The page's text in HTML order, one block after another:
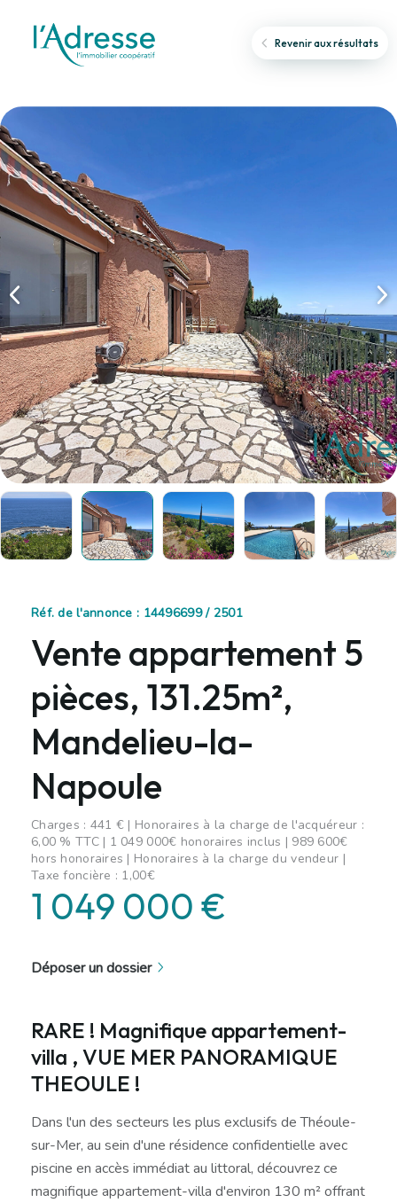
Revenir aux résultats
Réf. de l'annonce : 14496699 / 2501
Vente appartement 5
pièces, 131.25m²,
Mandelieu-la-
Napoule
Charges : 441 € | Honoraires à la charge de l'acquéreur :
6,00 % TTC | 1 049 000€ honoraires inclus | 989 600€
hors honoraires | Honoraires à la charge du vendeur |
Taxe foncière : 1,00€
1 049 000 €
Déposer un dossier
RARE ! Magnifique appartement-
villa , VUE MER PANORAMIQUE
THEOULE !
Dans l'un des secteurs les plus exclusifs de Théoule-
sur-Mer, au sein d'une résidence confidentielle avec
piscine en accès immédiat au littoral, découvrez ce
magnifique appartement-villa d'environ 130 m² offrant